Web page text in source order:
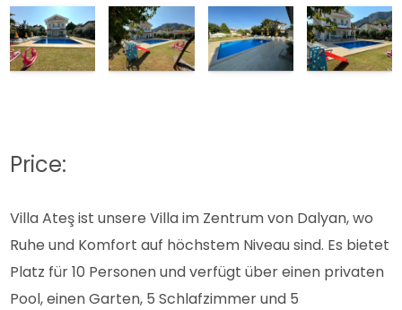
Price:
Villa Ateş ist unsere Villa im Zentrum von Dalyan, wo
Ruhe und Komfort auf höchstem Niveau sind. Es bietet
Platz für 10 Personen und verfügt über einen privaten
Pool, einen Garten, 5 Schlafzimmer und 5